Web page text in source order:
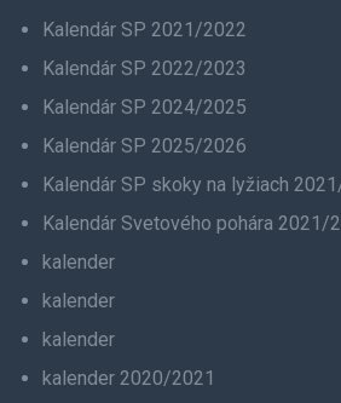
Kalendár SP 2021/2022
Kalendár SP 2022/2023
Kalendár SP 2024/2025
Kalendár SP 2025/2026
Kalendár SP skoky na lyžiach
Kalendár Svetového pohára 2021/
kalender
kalender
kalender
kalender 2020/2021